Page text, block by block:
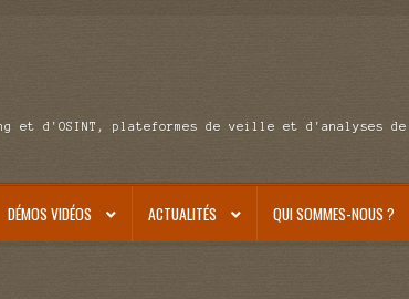
et d'OSINT, plateformes de veille et d'analyses de
DÉMOS VIDÉOS ACTUALITÉS QUI SOMMES-NOUS ?